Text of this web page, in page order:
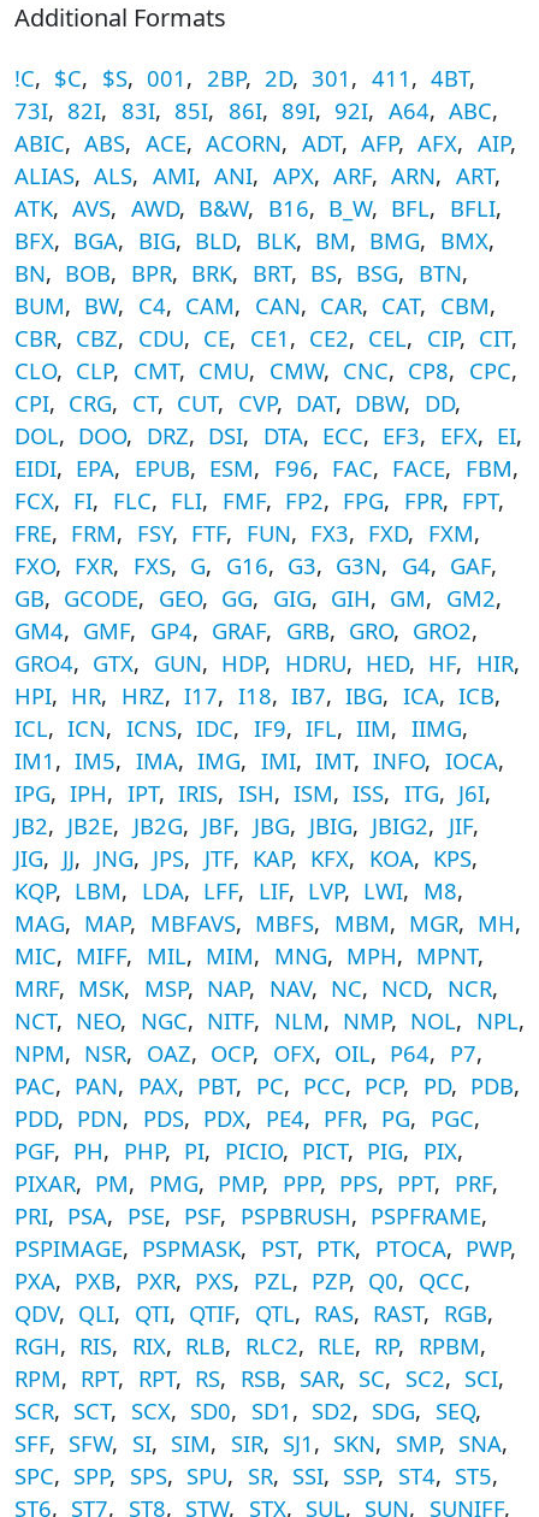
Additional Formats
!C, $C, $S, 001 , 2BP, 2D,301 , 411 ,4BT,
73I, 82I, 83I, 85I, 86I, 89I, 92I, A64,ABC,
ABIC,ABS, ACE,ACORN, ADT,AFP,AFX, AIP,
ALIAS,ALS, AMI,ANI, APX,ARF,ARN, ART,
ATK,AVS, AWD, B&W, B16, B_W, BFL, BFLI,
BFX, BGA, BIG, BLD, BLK, BM, BMG, BMX,
BN, BOB, BPR, BRK, BRT, BS, BSG, BTN,
BUM, BW, C4, CAM, CAN, CAR, CAT, CBM,
CBR, CBZ, CDU, CE, CE1 , CE2, CEL, CIP, CIT,
CLO, CLP, CMT, CMU, CMW, CNC, CP8, CPC,
CPI, CRG, CT, CUT, CVP, DAT, DBW, DD,
DOL, DOO, DRZ, DSI, DTA, ECC, EF3, EFX, EI,
EIDI, EPA, EPUB, ESM, F96, FAC, FACE, FBM,
FCX, FI, FLC, FLI, FMF, FP2, FPG, FPR, FPT,
FRE, FRM, FSY, FTF, FUN, FX3, FXD, FXM,
FXO, FXR, FXS, G, G16, G3, G3N, G4, GAF,
GB, GCODE, GEO, GG, GIG, GIH, GM, GM2,
GM4, GMF, GP4, GRAF, GRB, GRO, GRO2,
GRO4, GTX, GUN, HDP, HDRU, HED, HF, HIR,
HPI, HR, HRZ,I17, I18,IB7,IBG, ICA,ICB,
ICL,ICN, ICNS,IDC, IF9,IFL,IIM, IIMG,
IM1 ,IM5, IMA,IMG, IMI,IMT,INFO, IOCA,
IPG,IPH, IPT,IRIS, ISH,ISM,ISS, ITG, J6I,
JB2, JB2E, JB2G, JBF, JBG, JBIG, JBIG2, JIF,
JIG, JJ, JNG, JPS, JTF, KAP, KFX, KOA, KPS,
KQP, LBM, LDA, LFF, LIF, LVP, LWI, M8,
MAG, MAP, MBFAVS, MBFS, MBM, MGR, MH,
MIC, MIFF, MIL, MIM, MNG, MPH, MPNT,
MRF, MSK, MSP, NAP, NAV, NC, NCD, NCR,
NCT, NEO, NGC, NITF, NLM, NMP, NOL, NPL,
NPM, NSR, OAZ, OCP, OFX, OIL, P64, P7,
PAC, PAN, PAX, PBT, PC, PCC, PCP, PD, PDB,
PDD, PDN, PDS, PDX, PE4, PFR, PG, PGC,
PGF, PH, PHP, PI, PICIO, PICT, PIG, PIX,
PIXAR, PM, PMG, PMP, PPP, PPS, PPT, PRF,
PRI, PSA, PSE, PSF, PSPBRUSH, PSPFRAME,
PSPIMAGE, PSPMASK, PST, PTK, PTOCA, PWP,
PXA, PXB, PXR, PXS, PZL, PZP, Q0, QCC,
QDV, QLI, QTI, QTIF, QTL, RAS, RAST, RGB,
RGH, RIS, RIX, RLB, RLC2, RLE, RP, RPBM,
RPM, RPT, RPT, RS, RSB, SAR, SC, SC2, SCI,
SCR, SCT, SCX, SD0, SD1 , SD2, SDG, SEQ,
SFF, SFW, SI, SIM, SIR, SJ1 , SKN, SMP, SNA,
SPC, SPP, SPS, SPU, SR, SSI, SSP, ST4, ST5,
ST6, ST7, ST8, STW, STX, SUL, SUN, SUNIFF,